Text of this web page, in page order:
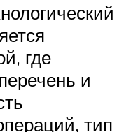
где
и
тип